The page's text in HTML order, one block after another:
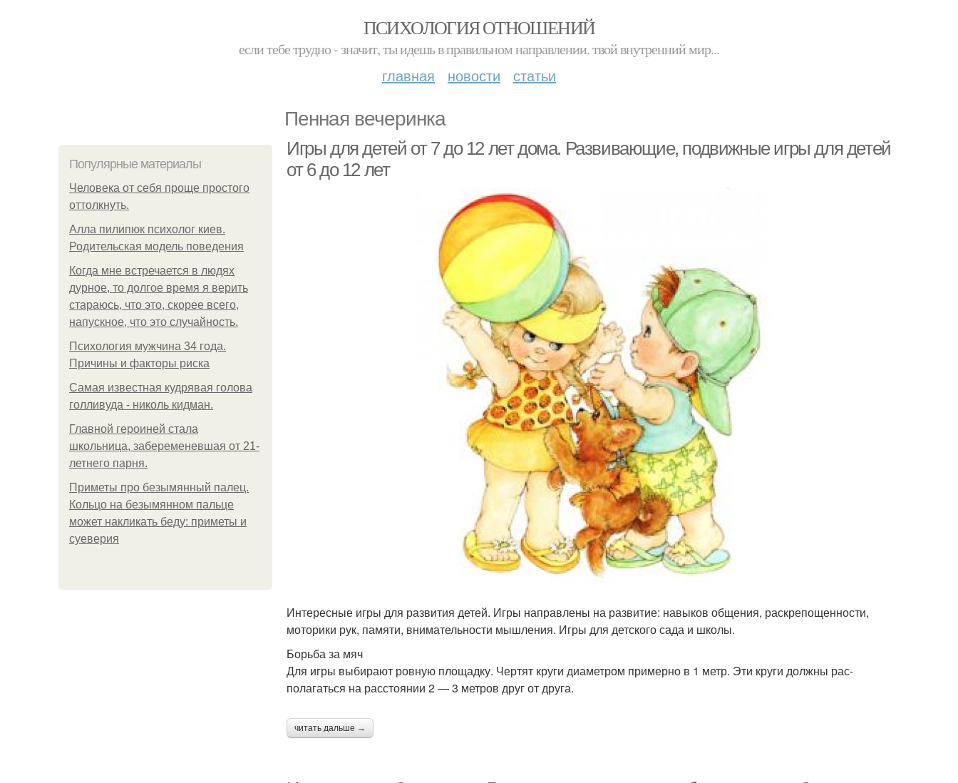
ПСИХОЛОГИЯ ОТНОШЕНИЙ
если тебе трудно - значит, ты идешь в правильном направлении. твой внутренний мир...
главная новости статьи
Пенная вечеринка
Популярные материалы
Человека от себя проще простого
оттолкнуть.
Алла пилипюк психолог киев.
Родительская модель поведения
Когда мне встречается в людях
дурное, то долгое время я верить
стараюсь, что это, скорее всего,
напускное, что это случайность.
Психология мужчина 34 года.
Причины и факторы риска
Самая известная кудрявая голова
голливуда - николь кидман.
Главной героиней стала
школьница, забеременевшая от 21-
летнего парня.
Приметы про безымянный палец.
Кольцо на безымянном пальце
может накликать беду: приметы и
суеверия
Игры для детей от 7 до 12 лет дома. Развивающие, подвижные игры для детей
от 6 до 12 лет
Интересные игры для развития детей. Игры направлены на развитие: навыков общения, раскрепощенности,
моторики рук, памяти, внимательности мышления. Игры для детского сада и школы.
Борьба за мяч
Для игры выбирают ровную площадку. Чертят круги диаметром примерно в 1 метр. Эти круги должны рас­
полагаться на расстоянии 2 — 3 метров друг от друга.
читать дальше →